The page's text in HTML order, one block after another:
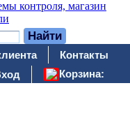
Контакты
Корзина: